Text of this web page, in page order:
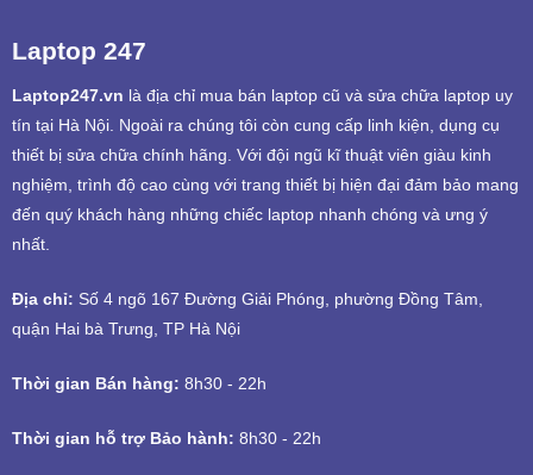
Laptop 247
Laptop247.vn là địa chỉ mua bán laptop cũ và sửa chữa laptop uy
tín tại Hà Nội. Ngoài ra chúng tôi còn cung cấp linh kiện, dụng cụ
thiết bị sửa chữa chính hãng. Với đội ngũ kĩ thuật viên giàu kinh
nghiệm, trình độ cao cùng với trang thiết bị hiện đại đảm bảo mang
đến quý khách hàng những chiếc laptop nhanh chóng và ưng ý
nhất.
Địa chỉ: Số 4 ngõ 167 Đường Giải Phóng, phường Đồng Tâm,
quận Hai bà Trưng, TP Hà Nội
Thời gian Bán hàng: 8h30 - 22h
Thời gian hỗ trợ Bảo hành: 8h30 - 22h